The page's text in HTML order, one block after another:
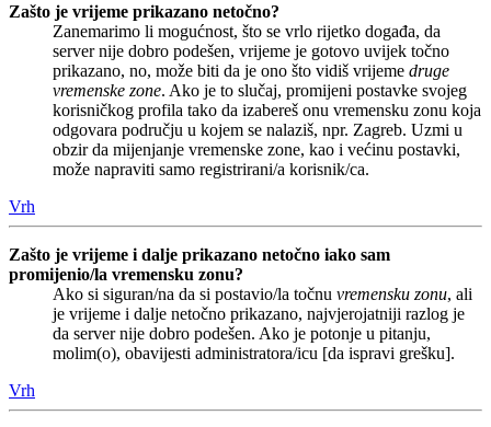
Zašto je vrijeme prikazano netočno?
Zanemarimo li mogućnost, što se vrlo rijetko događa, da
server nije dobro podešen, vrijeme je gotovo uvijek točno
prikazano, no, može biti da je ono što vidiš vrijeme druge
vremenske zone. Ako je to slučaj, promijeni postavke svojeg
korisničkog profila tako da izabereš onu vremensku zonu koja
odgovara području u kojem se nalaziš, npr. Zagreb. Uzmi u
obzir da mijenjanje vremenske zone, kao i većinu postavki,
može napraviti samo registrirani/a korisnik/ca.
Vrh
Zašto je vrijeme i dalje prikazano netočno iako sam
promijenio/la vremensku zonu?
Ako si siguran/na da si postavio/la točnu vremensku zonu, ali
je vrijeme i dalje netočno prikazano, najvjerojatniji razlog je
da server nije dobro podešen. Ako je potonje u pitanju,
molim(o), obavijesti administratora/icu [da ispravi grešku].
Vrh